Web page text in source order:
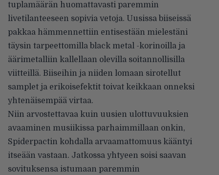
tuplamäärän huomattavasti paremmin
livetilanteeseen sopivia vetoja. Uusissa biiseissä
pakkaa hämmennettiin entisestään mielestäni
täysin tarpeettomilla black metal -korinoilla ja
äärimetalliin kallellaan olevilla soitannollisilla
viitteillä. Biiseihin ja niiden lomaan sirotellut
samplet ja erikoisefektit toivat keikkaan onneksi
yhtenäisempää virtaa.
Niin arvostettavaa kuin uusien ulottuvuuksien
avaaminen musiikissa parhaimmillaan onkin,
Spiderpactin kohdalla arvaamattomuus kääntyi
itseään vastaan. Jatkossa yhtyeen soisi saavan
sovituksensa istumaan paremmin